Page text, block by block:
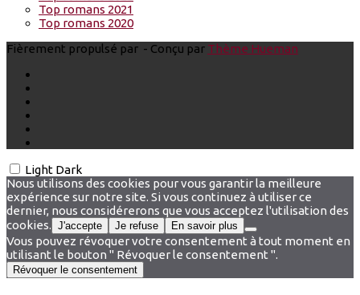
Top romans 2021
Top romans 2020
Fièrement propulsé par - Conçu par Thème Hueman
Light Dark
Nous utilisons des cookies pour vous garantir la meilleure
expérience sur notre site. Si vous continuez à utiliser ce
dernier, nous considérerons que vous acceptez l'utilisation des
cookies. J'accepte Je refuse En savoir plus
Vous pouvez révoquer votre consentement à tout moment en
utilisant le bouton " Révoquer le consentement ".
Révoquer le consentement